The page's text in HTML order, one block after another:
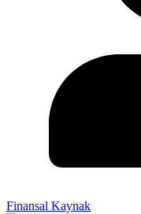
Finansal Kaynak